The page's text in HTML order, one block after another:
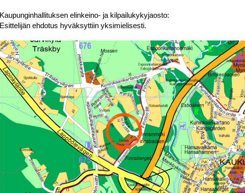
Kaupunginhallituksen elinkeino- ja kilpailukykyjaosto:
Esittelijän ehdotus hyväksyttiin yksimielisesti.